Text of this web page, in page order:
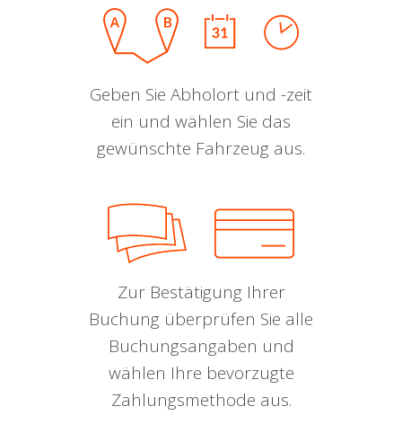
Geben Sie Abholort und -zeit
ein und wählen Sie das
gewünschte Fahrzeug aus.
Zur Bestätigung Ihrer
Buchung überprüfen Sie alle
Buchungsangaben und
wählen Ihre bevorzugte
Zahlungsmethode aus.